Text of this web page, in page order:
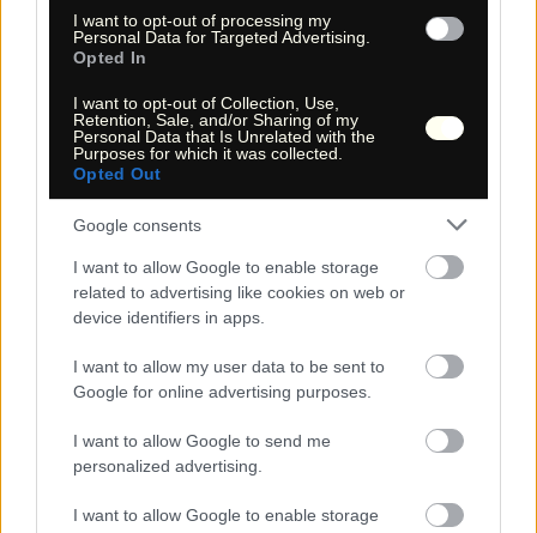
I want to opt-out of processing my
Personal Data for Targeted Advertising.
Opted In
I want to opt-out of Collection, Use,
Retention, Sale, and/or Sharing of my
Personal Data that Is Unrelated with the
Purposes for which it was collected.
Opted Out
Google consents
I want to allow Google to enable storage
related to advertising like cookies on web or
device identifiers in apps.
I want to allow my user data to be sent to
Google for online advertising purposes.
I want to allow Google to send me
personalized advertising.
I want to allow Google to enable storage
bei der Beurteilung und Planung der Wanderungen z.B.
Satelliten-Aufnahmen anzusehen, in der Topografie zu zoomen
und das weitere Umfeld zu begutachten und zu erkunden.
und mit in die USA genommen werden, um sich bei der
Wanderung, neben der GPS-Navigation, an der Kartografie,
der Natur und deren Topografie zu orientieren.
5.1 Interaktive Wanderkarte | Interactive hiking map